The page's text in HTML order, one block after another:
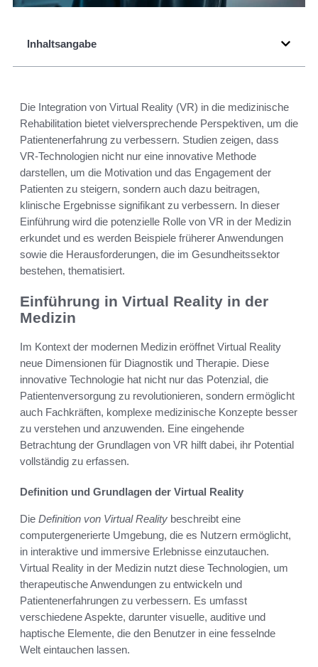
Inhaltsangabe
Die Integration von Virtual Reality (VR) in die medizinische
Rehabilitation bietet vielversprechende Perspektiven, um die
Patientenerfahrung zu verbessern. Studien zeigen, dass
VR-Technologien nicht nur eine innovative Methode
darstellen, um die Motivation und das Engagement der
Patienten zu steigern, sondern auch dazu beitragen,
klinische Ergebnisse signifikant zu verbessern. In dieser
Einführung wird die potenzielle Rolle von VR in der Medizin
erkundet und es werden Beispiele früherer Anwendungen
sowie die Herausforderungen, die im Gesundheitssektor
bestehen, thematisiert.
Einführung in Virtual Reality in der
Medizin
Im Kontext der modernen Medizin eröffnet Virtual Reality
neue Dimensionen für Diagnostik und Therapie. Diese
innovative Technologie hat nicht nur das Potenzial, die
Patientenversorgung zu revolutionieren, sondern ermöglicht
auch Fachkräften, komplexe medizinische Konzepte besser
zu verstehen und anzuwenden. Eine eingehende
Betrachtung der Grundlagen von VR hilft dabei, ihr Potential
vollständig zu erfassen.
Definition und Grundlagen der Virtual Reality
Die Definition von Virtual Reality beschreibt eine
computergenerierte Umgebung, die es Nutzern ermöglicht,
in interaktive und immersive Erlebnisse einzutauchen.
Virtual Reality in der Medizin nutzt diese Technologien, um
therapeutische Anwendungen zu entwickeln und
Patientenerfahrungen zu verbessern. Es umfasst
verschiedene Aspekte, darunter visuelle, auditive und
haptische Elemente, die den Benutzer in eine fesselnde
Welt eintauchen lassen.